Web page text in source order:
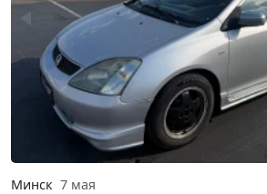
Минск 7 мая